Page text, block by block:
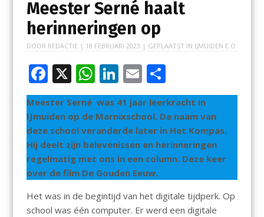
Meester Serné haalt
herinneringen op
DOOR REDACTIE | 18 FEBRUARI 2023 | GEPLAATST IN IJMUIDEN E.O.
F
ac
e
b
o
o
k
X W
h
at
s
A
p
p
Li
n
k
e
dI
n
E
m
ai
l
D
el
e
n
Meester Serné was 41 jaar leerkracht in
IJmuiden op de Marnixschool. De naam van
deze school veranderde later in Het Kompas.
Hij deelt zijn belevenissen en herinneringen
regelmatig met ons in een column. Deze keer
over de film De Gouden Eeuw.
Het was in de begintijd van het digitale tijdperk. Op
school was één computer. Er werd een digitale